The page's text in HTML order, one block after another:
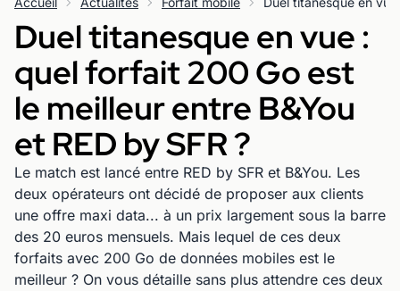
Duel titanesque en vue :
quel forfait 200 Go est
le meilleur entre B&You
et RED by SFR ?
Le match est lancé entre RED by SFR et B&You. Les
deux opérateurs ont décidé de proposer aux clients
une offre maxi data... à un prix largement sous la barre
des 20 euros mensuels. Mais lequel de ces deux
forfaits avec 200 Go de données mobiles est le
meilleur ? On vous détaille sans plus attendre ces deux